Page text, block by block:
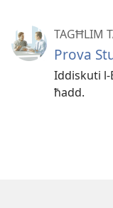
TAGĦLIM
Prova
Iddiskuti l-
ħadd.